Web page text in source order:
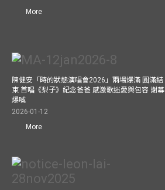
More
陳健安「時的狀態演唱會2026」兩場爆滿 圓滿結
束 首唱《梨子》紀念爸爸 感激歌迷愛與包容 謝幕
爆喊
2026-01-12
More